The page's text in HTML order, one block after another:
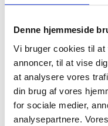
Denne hjemmeside
Vi bruger cookies til
annoncer, til at vise
at analysere vores
din brug af vores
for sociale medier,
analysepartnere.
sorgfältig ausgewählt.
Google (Privacy Policy)
HubSpot (Privacy Policy)
Microsoft Clarity
BO-Data